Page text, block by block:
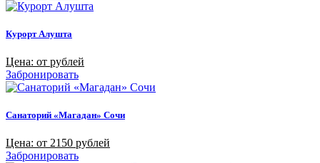
Курорт Алушта
Цена: от рублей
Забронировать
Санаторий «Магадан» Сочи
Цена: от 2150 рублей
Забронировать